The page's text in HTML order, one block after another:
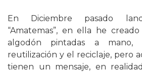
En Diciembre pasado
“Amatemas”, en ella he
algodón pintadas a mano,
reutilización y el reciclaje, pero
tienen un mensaje, en